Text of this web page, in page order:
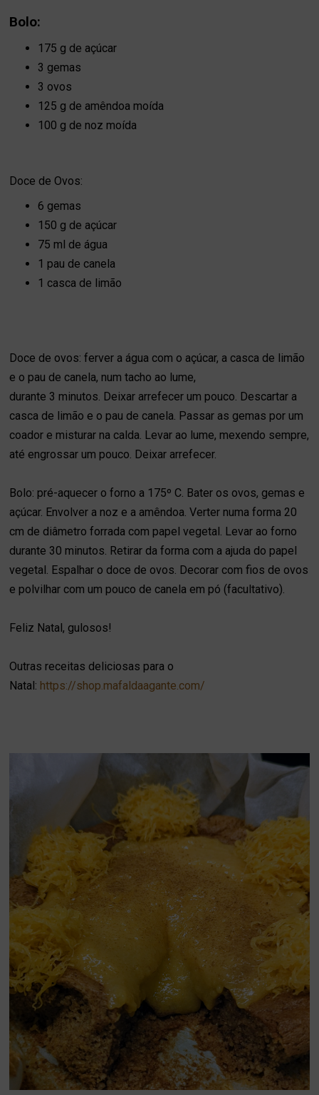
Bolo:
175 g de açúcar
3 gemas
3 ovos
125 g de amêndoa moída
100 g de noz moída
Doce de Ovos:
6 gemas
150 g de açúcar
75 ml de água
1 pau de canela
1 casca de limão
Doce de ovos: ferver a água com o açúcar, a casca de limão
e o pau de canela, num tacho ao lume,
durante 3 minutos. Deixar arrefecer um pouco. Descartar a
casca de limão e o pau de canela. Passar as gemas por um
coador e misturar na calda. Levar ao lume, mexendo sempre,
até engrossar um pouco. Deixar arrefecer.
Bolo: pré-aquecer o forno a 175º C. Bater os ovos, gemas e
açúcar. Envolver a noz e a amêndoa. Verter numa forma 20
cm de diâmetro forrada com papel vegetal. Levar ao forno
durante 30 minutos. Retirar da forma com a ajuda do papel
vegetal. Espalhar o doce de ovos. Decorar com fios de ovos
e polvilhar com um pouco de canela em pó (facultativo).
Feliz Natal, gulosos!
Outras receitas deliciosas para o
Natal: https://shop.mafaldaagante.com/